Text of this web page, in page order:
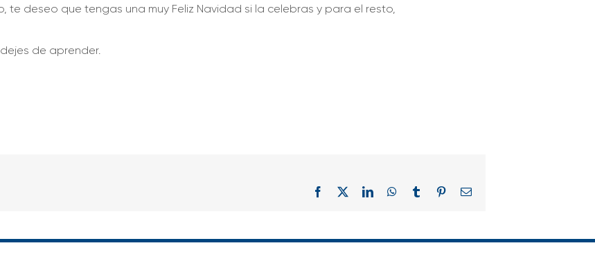
te deseo que tengas una muy Feliz Navidad si la celebras y para el resto,
de aprender.
Facebook
X LinkedInWhatsApp
TumblrPinterestCorreo